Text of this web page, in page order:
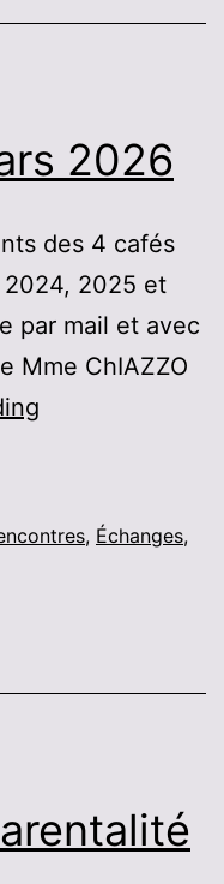
2026
des 4 cafés
2025 et
par mail et avec
Mme ChIAZZO
mars, Échanges,